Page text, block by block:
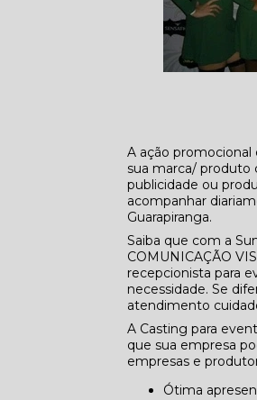
A ação
sua marca/ produto
publicidade ou
acompanhar
Guarapiranga.
Saiba que com a
COMUNICAÇÃO
recepcionista para
necessidade. Se
atendimento
A Casting para
que sua empresa
empresas e
Ótima